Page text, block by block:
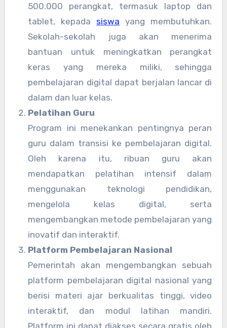
500.000 perangkat, termasuk laptop dan
tablet, kepada siswa yang membutuhkan.
Sekolah-sekolah juga akan menerima
bantuan untuk meningkatkan perangkat
keras yang mereka miliki, sehingga
pembelajaran digital dapat berjalan lancar di
dalam dan luar kelas.
Pelatihan Guru
Program ini menekankan pentingnya peran
guru dalam transisi ke pembelajaran digital.
Oleh karena itu, ribuan guru akan
mendapatkan pelatihan intensif dalam
menggunakan teknologi pendidikan,
mengelola kelas digital, serta
mengembangkan metode pembelajaran yang
inovatif dan interaktif.
Platform Pembelajaran Nasional
Pemerintah akan mengembangkan sebuah
platform pembelajaran digital nasional yang
berisi materi ajar berkualitas tinggi, video
interaktif, dan modul latihan mandiri.